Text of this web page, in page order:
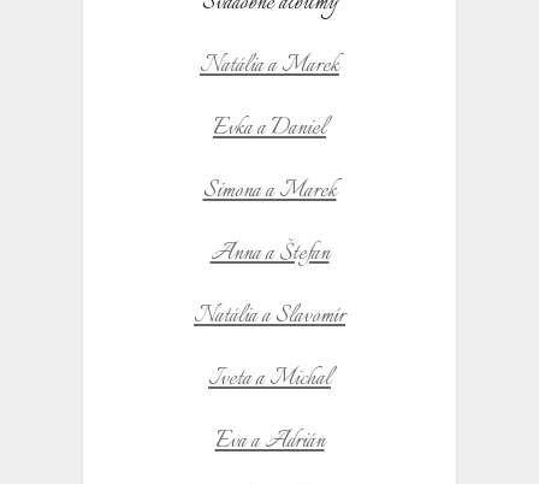
Natália a Marek
Evka a Daniel
Simona a Marek
Anna a Štefan
Natália a Slavomír
Iveta a Michal
Eva a Adrián